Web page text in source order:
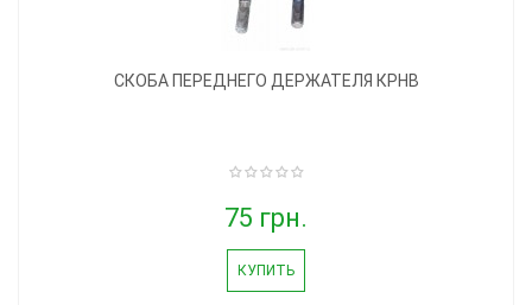
СКОБА ПЕРЕДНЕГО ДЕРЖАТЕЛЯ КРНВ
75 грн.
КУПИТЬ